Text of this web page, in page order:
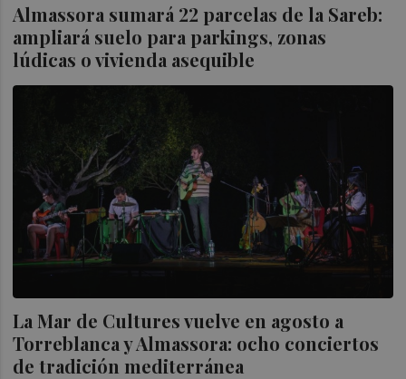
Almassora sumará 22 parcelas de la Sareb:
ampliará suelo para parkings, zonas
lúdicas o vivienda asequible
La Mar de Cultures vuelve en agosto a
Torreblanca y Almassora: ocho conciertos
de tradición mediterránea